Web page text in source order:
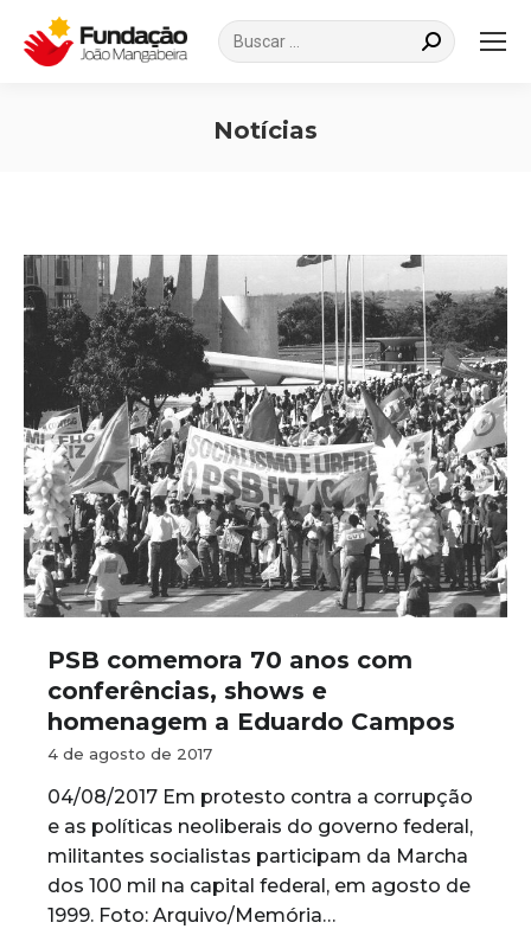
Search:
Notícias
PSB comemora 70 anos com
conferências, shows e
homenagem a Eduardo Campos
4 de agosto de 2017
04/08/2017 Em protesto contra a corrupção
e as políticas neoliberais do governo federal,
militantes socialistas participam da Marcha
dos 100 mil na capital federal, em agosto de
1999. Foto: Arquivo/Memória…